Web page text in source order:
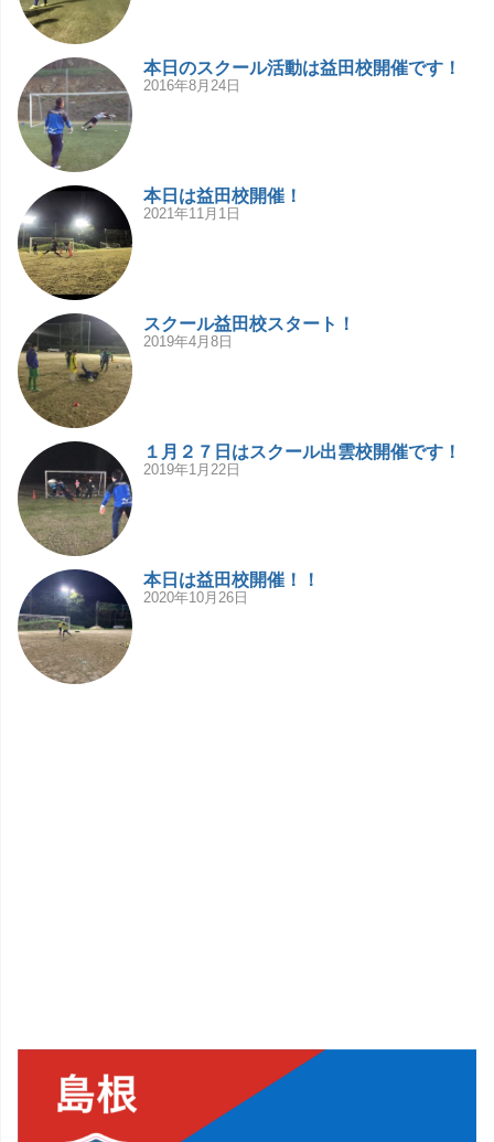
本日のスクール活動は益田校開催です！
2016年8月24日
本日は益田校開催！
2021年11月1日
スクール益田校スタート！
2019年4月8日
１月２７日はスクール出雲校開催です！
2019年1月22日
本日は益田校開催！！
2020年10月26日